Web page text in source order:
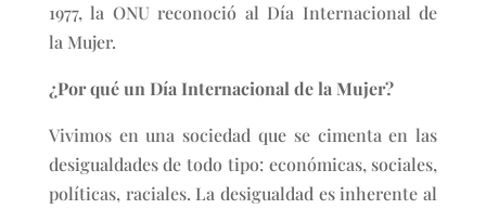
1977, la ONU reconoció al Día Internacional de
la Mujer.
¿Por qué un Día Internacional de la Mujer?
Vivimos en una sociedad que se cimenta en las
desigualdades de todo tipo: económicas, sociales,
políticas, raciales. La desigualdad es inherente al